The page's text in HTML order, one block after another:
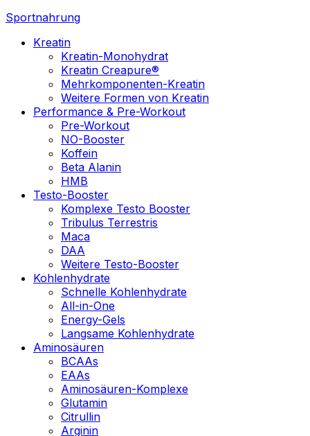
Sportnahrung
Kreatin
Kreatin-Monohydrat
Kreatin Creapure®
Mehrkomponenten-Kreatin
Weitere Formen von Kreatin
Performance & Pre-Workout
Pre-Workout
NO-Booster
Koffein
Beta Alanin
HMB
Testo-Booster
Komplexe Testo Booster
Tribulus Terrestris
Maca
DAA
Weitere Testo-Booster
Kohlenhydrate
Schnelle Kohlenhydrate
All-in-One
Energy-Gels
Langsame Kohlenhydrate
Aminosäuren
BCAAs
EAAs
Aminosäuren-Komplexe
Glutamin
Citrullin
Arginin